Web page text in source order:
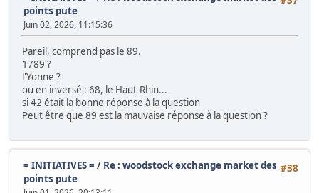
points pute
Juin 02, 2026, 11:15:36
Pareil, comprend pas le 89.
1789 ?
l'Yonne ?
ou en inversé : 68, le Haut-Rhin...
si 42 était la bonne réponse à la question
Peut être que 89 est la mauvaise réponse à la question ?
#38
= INITIATIVES = / Re : woodstock exchange market des
points pute